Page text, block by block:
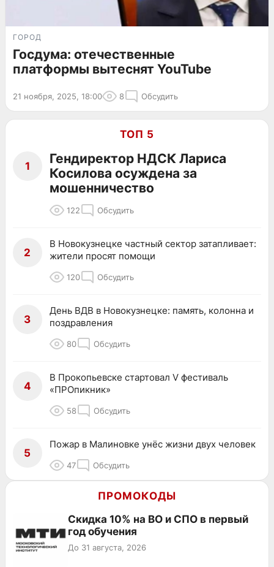
ГОРОД
Госдума: отечественные
платформы вытеснят YouTube
21 ноября, 2025, 18:00 8 Обсудить
ТОП 5
1
Гендиректор НДСК Лариса
Косилова осуждена за
мошенничество
122 Обсудить
2
В Новокузнецке частный сектор затапливает:
жители просят помощи
120 Обсудить
3
День ВДВ в Новокузнецке: память, колонна и
поздравления
80 Обсудить
4
В Прокопьевске стартовал V фестиваль
«ПРОпикник»
58 Обсудить
5
Пожар в Малиновке унёс жизни двух человек
47 Обсудить
ПРОМОКОДЫ
Скидка 10% на ВО и СПО в первый
год обучения
До 31 августа, 2026